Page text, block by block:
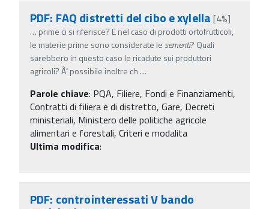
PDF: FAQ distretti del cibo e xylella [4%]
… prime ci si riferisce? E nel caso di prodotti ortofrutticoli,
le materie prime sono considerate le sementi? Quali
sarebbero in questo caso le ricadute sui produttori
agricoli? Ãˆ possibile inoltre ch …
Parole chiave: PQA, Filiere, Fondi e Finanziamenti,
Contratti di filiera e di distretto, Gare, Decreti
ministeriali, Ministero delle politiche agricole
alimentari e forestali, Criteri e modalita
Ultima modifica:
PDF: controinteressati V bando